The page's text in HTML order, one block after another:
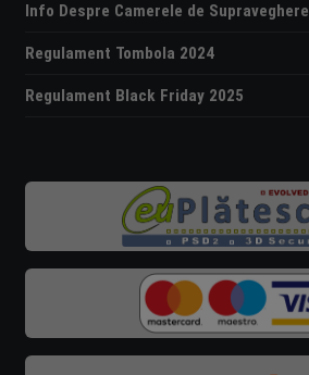
Info Despre Camerele de Supraveghere
Regulament Tombola 2024
Regulament Black Friday 2025